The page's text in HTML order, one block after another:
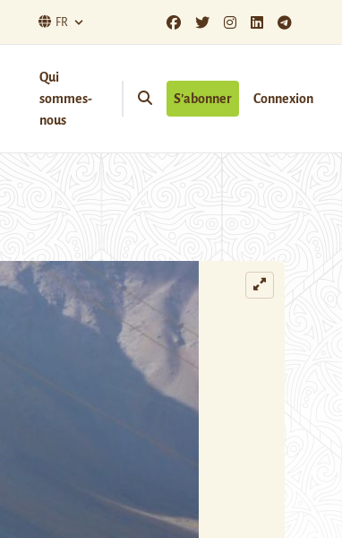
FR
Qui
sommes-
nous
S’abonner Connexion